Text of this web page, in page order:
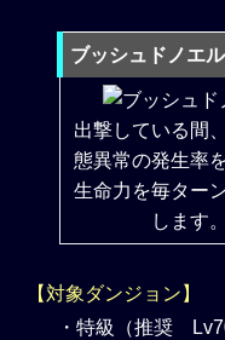
ブッシュドノエル
出撃している間
態異常の発生率
生命力を毎ター
します。
【対象ダンジョン】
・特級（推奨